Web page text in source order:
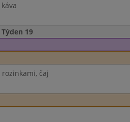
Týden 19
rozinkami, čaj